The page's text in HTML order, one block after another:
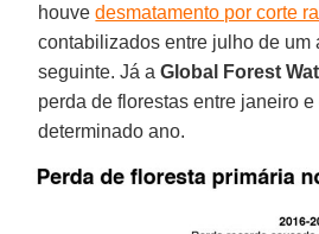
houvedesmatamento por corte
contabilizados entre julho de um
seguinte. Já a Global Forest
perda de florestas entre janeiro
determinado ano.